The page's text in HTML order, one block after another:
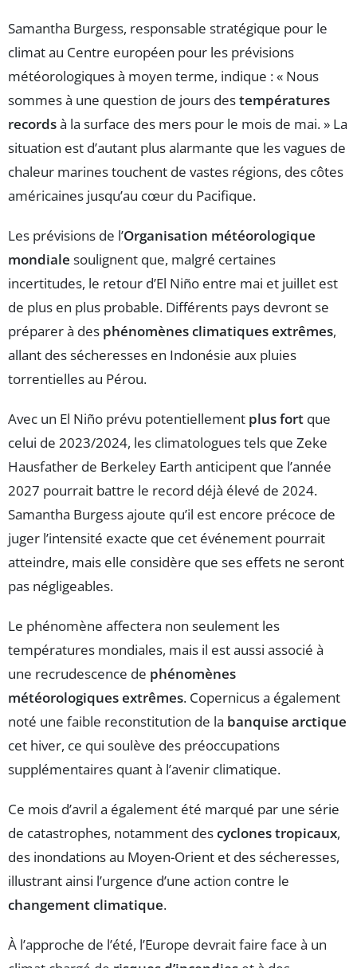
Samantha Burgess, responsable stratégique pour le
climat au Centre européen pour les prévisions
météorologiques à moyen terme, indique : « Nous
sommes à une question de jours destempératures
recordsà la surface des mers pour le mois de mai. » La
situation est d’autant plus alarmante que les vagues de
chaleur marines touchent de vastes régions, des côtes
américaines jusqu’au cœur du Pacifique.
Les prévisions de l’Organisation météorologique
mondiale soulignent que, malgré certaines
incertitudes, le retour d’El Niño entre mai et juillet est
de plus en plus probable. Différents pays devront se
préparer à des phénomènes climatiques extrêmes,
allant des sécheresses en Indonésie aux pluies
torrentielles au Pérou.
Avec un El Niño prévu potentiellement plus fort que
celui de 2023/2024, les climatologues tels que Zeke
Hausfather de Berkeley Earth anticipent que l’année
2027 pourrait battre le record déjà élevé de 2024.
Samantha Burgess ajoute qu’il est encore précoce de
juger l’intensité exacte que cet événement pourrait
atteindre, mais elle considère que ses effets ne seront
pas négligeables.
Le phénomène affectera non seulement les
températures mondiales, mais il est aussi associé à
une recrudescence de phénomènes
météorologiques extrêmes. Copernicus a également
noté une faible reconstitution de la banquise arctique
cet hiver, ce qui soulève des préoccupations
supplémentaires quant à l’avenir climatique.
Ce mois d’avril a également été marqué par une série
de catastrophes, notamment descyclones tropicaux,
des inondations au Moyen-Orient et des sécheresses,
illustrant ainsi l’urgence d’une action contre le
changement climatique.
À l’approche de l’été, l’Europe devrait faire face à un